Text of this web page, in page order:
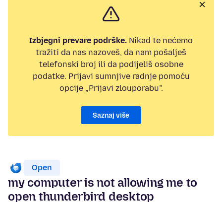
Izbjegni prevare podrške. Nikad te nećemo
tražiti da nas nazoveš, da nam pošalješ
telefonski broj ili da podijeliš osobne
podatke. Prijavi sumnjive radnje pomoću
opcije „Prijavi zlouporabu”.
Saznaj više
Open
my computer is not allowing me to
open thunderbird desktop